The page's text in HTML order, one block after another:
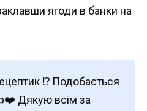
ягоди в банки на
⁉️ Подобається
Дякую всім за